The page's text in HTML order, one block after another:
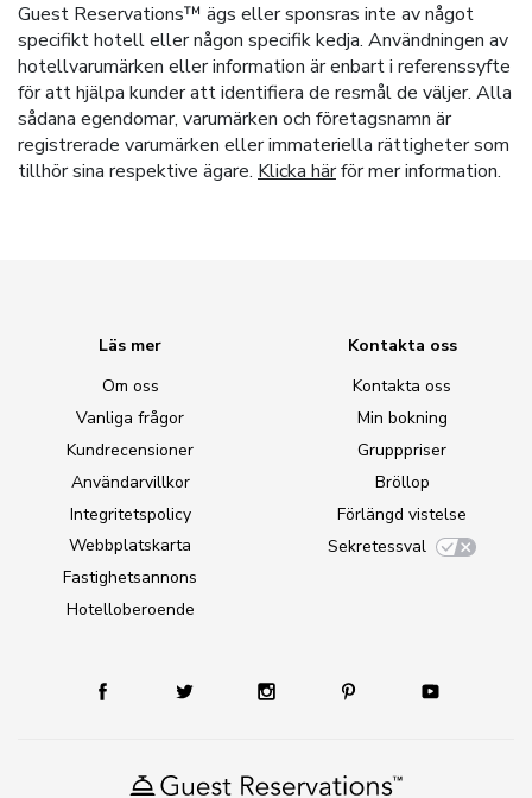
Guest Reservations™ ägs eller sponsras inte av något
specifikt hotell eller någon specifik kedja. Användningen av
hotellvarumärken eller information är enbart i referenssyfte
för att hjälpa kunder att identifiera de resmål de väljer. Alla
sådana egendomar, varumärken och företagsnamn är
registrerade varumärken eller immateriella rättigheter som
tillhör sina respektive ägare. Klicka härför mer information.
Läs mer
Om oss
Vanliga frågor
Kundrecensioner
Användarvillkor
Integritetspolicy
Webbplatskarta
Fastighetsannons
Hotelloberoende
Kontakta oss
Kontakta oss
Min bokning
Grupppriser
Bröllop
Förlängd vistelse
Sekretessval